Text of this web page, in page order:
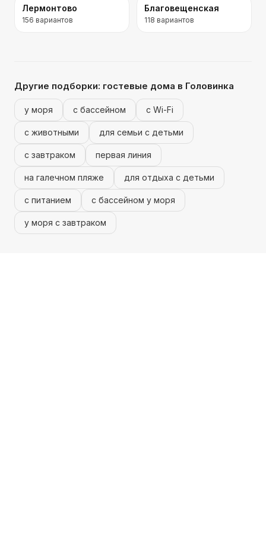
Лермонтово
156 вариантов
Благовещенская
118 вариантов
Другие подборки: гостевые дома в Головинка
у моря с бассейном с Wi-Fi
с животными для семьи с детьми
с завтраком первая линия
на галечном пляже для отдыха с детьми
с питанием с бассейном у моря
у моря с завтраком